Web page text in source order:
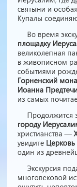
святыни и
Купалы
Во время
площадку
великолепная
в живописном
событиями
Горненский
Иоанна
из самых
Продолжится
городу
христианства —
увидите Церковь
один из
Экскурсия
многовековой